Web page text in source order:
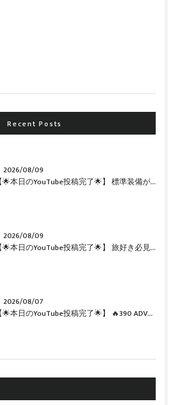
Recent Posts
2026/08/09
【🌟本日のYouTube投稿完了🌟】 標準装備が凄い!!1オーナー・無転倒の極上中古車🔥 「NORDEN 901 EXPEDITION」が入荷いたしました✨ 【Husqvarna Motorcycles山形】
2026/08/09
【🌟本日のYouTube投稿完了🌟】 旅好き必見🔥!!カスタム満載の極上中古車！ 「NORDEN 901」が入荷いたしました✨【Husqvarna Motorcycles山形】
2026/08/07
【🌟本日のYouTube投稿完了🌟】 🔥390 ADVENTURE R × KTM山形 オリジナルデカール仕様誕生🔥